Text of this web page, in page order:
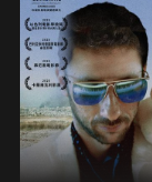
士返鄉的隊伍
的對弈失敗了